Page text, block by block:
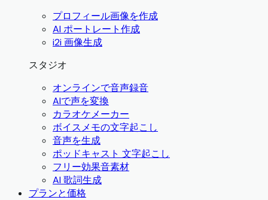
プロフィール画像を作成
AI ポートレート作成
i2i 画像生成
スタジオ
オンラインで音声録音
AIで声を変換
カラオケメーカー
ボイスメモの文字起こし
音声を生成
ポッドキャスト 文字起こし
フリー効果音素材
AI 歌詞生成
プランと価格